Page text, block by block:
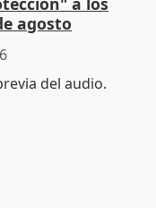
agosto